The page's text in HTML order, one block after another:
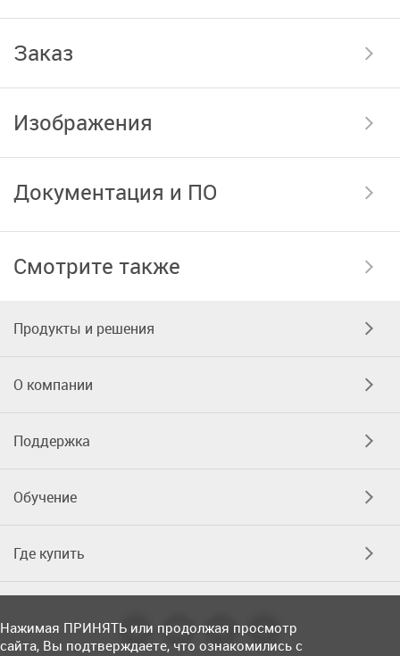
Заказ
Изображения
Документация и ПО
Смотрите также
Продукты и решения
О компании
Поддержка
Обучение
Где купить
Нажимая ПРИНЯТЬ или продолжая просмотр
сайта, Вы подтверждаете, что ознакомились с